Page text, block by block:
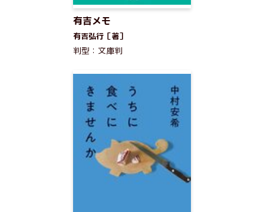
有吉メモ
有吉弘行［著］
判型：文庫判